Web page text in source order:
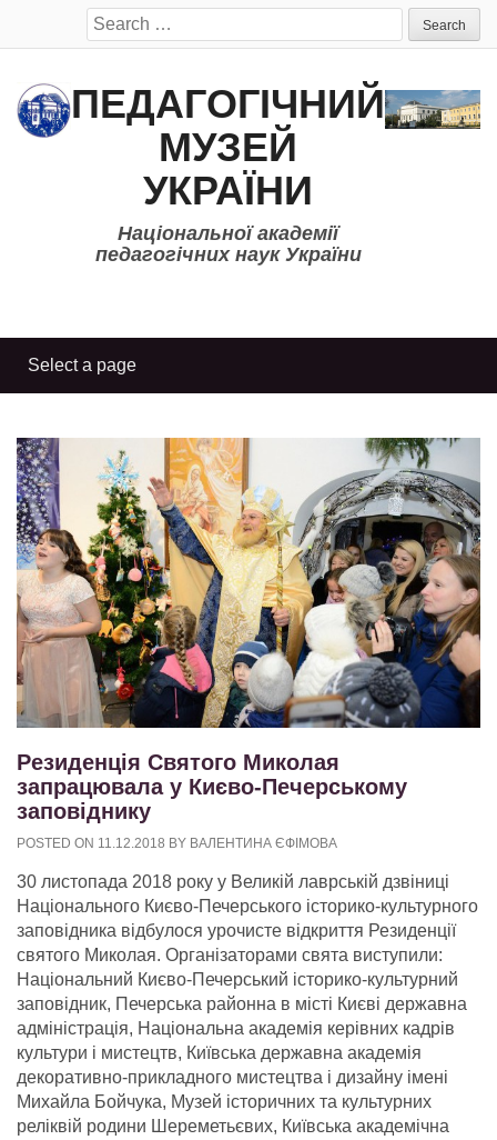
Search
for:
ПЕДАГОГІЧНИЙ
МУЗЕЙ
УКРАЇНИ
Національної академії
педагогічних наук України
Резиденція Святого Миколая
запрацювала у Києво-Печерському
заповіднику
POSTED ON 11.12.2018 BY ВАЛЕНТИНА ЄФІМОВА
30 листопада 2018 року у Великій лаврській дзвіниці
Національного Києво-Печерського історико-культурного
заповідника відбулося урочисте відкриття Резиденції
святого Миколая. Організаторами свята виступили:
Національний Києво-Печерський історико-культурний
заповідник, Печерська районна в місті Києві державна
адміністрація, Національна академія керівних кадрів
культури і мистецтв, Київська державна академія
декоративно-прикладного мистецтва і дизайну імені
Михайла Бойчука, Музей історичних та культурних
реліквій родини Шереметьєвих, Київська академічна